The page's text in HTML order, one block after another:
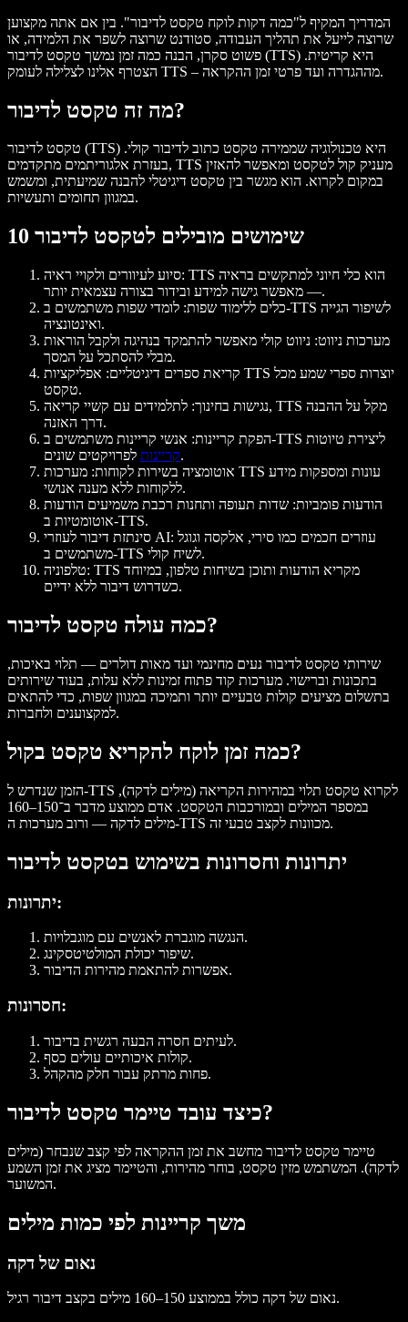
המדריך המקיף ל"כמה דקות לוקח טקסט לדיבור". בין אם אתה מקצוען
שרוצה לייעל את תהליך העבודה, סטודנט שרוצה לשפר את הלמידה, או
פשוט סקרן, הבנה כמה זמן נמשך טקסט לדיבור (TTS) היא קריטית.
הצטרף אלינו לצלילה לעומק TTS – מההגדרה ועד פרטי זמן ההקראה.
מה זה טקסט לדיבור?
טקסט לדיבור (TTS) היא טכנולוגיה שממירה טקסט כתוב לדיבור קולי.
בעזרת אלגוריתמים מתקדמים, TTS מעניק קול לטקסט ומאפשר להאזין
במקום לקרוא. הוא מגשר בין טקסט דיגיטלי להבנה שמיעתית, ומשמש
במגוון תחומים ותעשיות.
10 שימושים מובילים לטקסט לדיבור
סיוע לעיוורים ולקויי ראיה: TTS הוא כלי חיוני למתקשים בראיה
— מאפשר גישה למידע ובידור בצורה עצמאית יותר.
כלים ללימוד שפות: לומדי שפות משתמשים ב-TTS לשיפור הגייה
ואינטונציה.
מערכות ניווט: ניווט קולי מאפשר להתמקד בנהיגה ולקבל הוראות
מבלי להסתכל על המסך.
קריאת ספרים דיגיטליים: אפליקציות TTS יוצרות ספרי שמע מכל
טקסט.
נגישות בחינוך: לתלמידים עם קשיי קריאה, TTS מקל על ההבנה
דרך האזנה.
הפקת קריינות
: אנשי קריינות משתמשים ב-TTS ליצירת טיוטות
קריינותלפרויקטים שונים.
אוטומציה בשירות לקוחות: מערכות TTS עונות ומספקות מידע
ללקוחות ללא מענה אנושי.
הודעות פומביות: שדות תעופה ותחנות רכבת משמיעים הודעות
אוטומטיות ב-TTS.
סינתזת דיבור לעוזרי AI: עוזרים חכמים כמו סירי, אלקסה וגוגל
משתמשים ב-TTS לשיח קולי.
טלפוניה: TTS מקריא הודעות ותוכן בשיחות טלפון, במיוחד
כשדרוש דיבור ללא ידיים.
כמה עולה טקסט לדיבור?
שירותי טקסט לדיבור נעים מחינמי ועד מאות דולרים — תלוי באיכות,
בתכונות וברישוי. מערכות קוד פתוח זמינות ללא עלות, בעוד שירותים
בתשלום מציעים קולות טבעיים יותר ותמיכה במגוון שפות, כדי להתאים
למקצוענים ולחברות.
כמה זמן לוקח להקריא טקסט בקול?
הזמן שנדרש ל-TTS לקרוא טקסט תלוי במהירות הקריאה (מילים לדקה),
במספר המילים ובמורכבות הטקסט. אדם ממוצע מדבר ב־150–160
מילים לדקה — ורוב מערכות ה-TTS מכוונות לקצב טבעי זה.
יתרונות וחסרונות בשימוש בטקסט לדיבור
יתרונות:
הנגשה מוגברת לאנשים עם מוגבלויות.
שיפור יכולת המולטיטסקינג.
אפשרות להתאמת מהירות הדיבור.
חסרונות:
לעיתים חסרה הבעה רגשית בדיבור.
קולות איכותיים עולים כסף.
פחות מרתק עבור חלק מהקהל.
כיצד עובד טיימר טקסט לדיבור?
טיימר טקסט לדיבור מחשב את זמן ההקראה לפי קצב שנבחר (מילים
לדקה). המשתמש מזין טקסט, בוחר מהירות, והטיימר מציג את זמן השמע
המשוער.
משך קריינות לפי כמות מילים
נאום של דקה
נאום של דקה כולל בממוצע 150–160 מילים בקצב דיבור רגיל.